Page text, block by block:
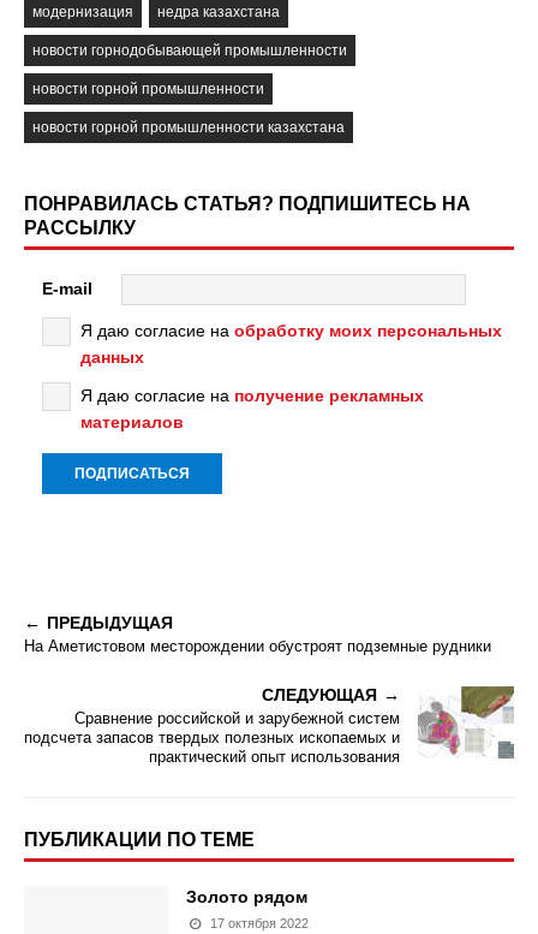
модернизация недра казахстана
новости горнодобывающей промышленности
новости горной промышленности
новости горной промышленности казахстана
ПОНРАВИЛАСЬ СТАТЬЯ? ПОДПИШИТЕСЬ НА
РАССЫЛКУ
E-mail
Я даю согласие на обработку моих персональных
данных
Я даю согласие на получение рекламных
материалов
ПРЕДЫДУЩАЯ
На Аметистовом месторождении обустроят подземные рудники
СЛЕДУЮЩАЯ
Сравнение российской и зарубежной систем
подсчета запасов твердых полезных ископаемых и
практический опыт использования
ПУБЛИКАЦИИ ПО ТЕМЕ
Золото рядом
17 октября 2022